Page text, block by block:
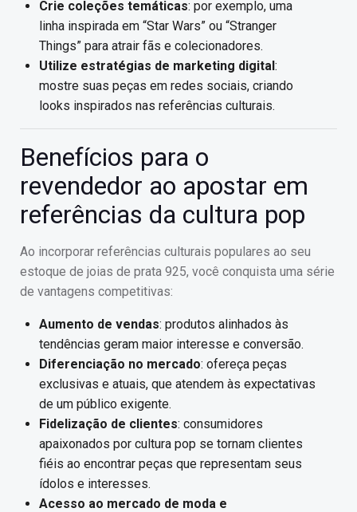
Crie coleções temáticas: por exemplo, uma
linha inspirada em “Star Wars” ou “Stranger
Things” para atrair fãs e colecionadores.
Utilize estratégias de marketing digital:
mostre suas peças em redes sociais, criando
looks inspirados nas referências culturais.
Benefícios para o
revendedor ao apostar em
referências da cultura pop
Ao incorporar referências culturais populares ao seu
estoque de joias de prata 925, você conquista uma série
de vantagens competitivas:
Aumento de vendas: produtos alinhados às
tendências geram maior interesse e conversão.
Diferenciação no mercado: ofereça peças
exclusivas e atuais, que atendem às expectativas
de um público exigente.
Fidelização de clientes: consumidores
apaixonados por cultura pop se tornam clientes
fiéis ao encontrar peças que representam seus
ídolos e interesses.
Acesso ao mercado de moda e